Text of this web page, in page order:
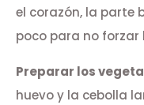
el corazón, la parte
poco para no
Preparar los
huevo y la cebolla